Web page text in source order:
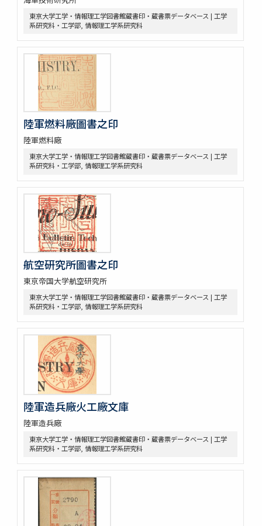
東京大学工学・情報理工学図書館蔵書印・蔵書票データベース | 工学
系研究科・工学部, 情報理工学系研究科
陸軍燃料廠圖書之印
陸軍燃料廠
東京大学工学・情報理工学図書館蔵書印・蔵書票データベース | 工学
系研究科・工学部, 情報理工学系研究科
航空研究所圖書之印
東京帝国大学航空研究所
東京大学工学・情報理工学図書館蔵書印・蔵書票データベース | 工学
系研究科・工学部, 情報理工学系研究科
陸軍造兵廠火工廠文庫
陸軍造兵廠
東京大学工学・情報理工学図書館蔵書印・蔵書票データベース | 工学
系研究科・工学部, 情報理工学系研究科